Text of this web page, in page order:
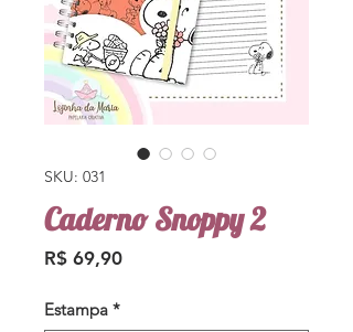
SKU: 031
Caderno Snoppy 2
R$ 69,90Preço
Estampa *